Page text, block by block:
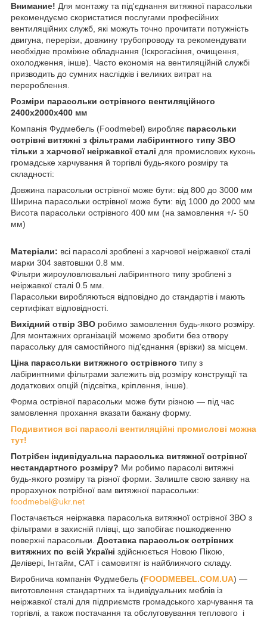
Внимание! Для монтажу та під'єднання витяжної парасольки
рекомендуємо скористатися послугами професійних
вентиляційних служб, які можуть точно прочитати потужність
двигуна, перерізи, довжину трубопроводу та рекомендувати
необхідне проміжне обладнання (Іскрогасіння, очищення,
охолодження, інше). Часто економія на вентиляційній службі
призводить до сумних наслідків і великих витрат на
перероблення.
Розміри парасольки острівного вентиляційного
2400х2000х400 мм
Компанія Фудмебель (Foodmebel) виробляє парасольки
острівні витяжні з фільтрами лабіринтного типу ЗВО
тільки з харчової неіржавкої сталі для промислових кухонь
громадське харчування й торгівлі будь-якого розміру та
складності:
Довжина парасольки острівної може бути: від 800 до 3000 мм
Ширина парасольки острівної може бути: від 1000 до 2000 мм
Висота парасольки острівного 400 мм (на замовлення +/- 50
мм)
Матеріали: всі парасолі зроблені з харчової неіржавкої сталі
марки 304 завтовшки 0.8 мм.
Фільтри жироуловлювальні лабіринтного типу зроблені з
неіржавкої сталі 0.5 мм.
Парасольки виробляються відповідно до стандартів і мають
сертифікат відповідності.
Вихідний отвір ЗВО робимо замовлення будь-якого розміру.
Для монтажних організацій можемо зробити без отвору
парасольку для самостійного під'єднання (врізки) за місцем.
Ціна парасольки витяжного острівного типу з
лабіринтними фільтрами залежить від розміру конструкції та
додаткових опцій (підсвітка, кріплення, інше).
Форма острівної парасольки може бути різною — під час
замовлення прохання вказати бажану форму.
Подивитися всі парасолі вентиляційні промислові можна
тут!
Потрібен індивідуальна парасолька витяжної острівної
нестандартного розміру? Ми робимо парасолі витяжні
будь-якого розміру та різної форми. Залиште свою заявку на
прорахунок потрібної вам витяжної парасольки:
foodmebel@ukr.net
Постачається неіржавка парасолька витяжної острівної ЗВО з
фільтрами в захисній плівці, що запобігає пошкодженню
поверхні парасольки. Доставка парасольок острівних
витяжних по всій Україні здійснюється Новою Пікою,
Делівері, Інтайм, САТ і самовитяг із найближчого складу.
Виробнича компанія Фудмебель (FOODMEBEL.СOM.UA) —
виготовлення стандартних та індивідуальних меблів із
неіржавкої сталі для підприємств громадського харчування та
торгівлі, а також постачання та обслуговування теплового і